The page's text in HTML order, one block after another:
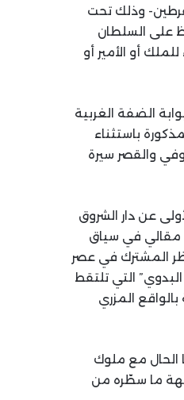
وذلك تحت
على السلطان
أو الأمير أو
الضفة الغربية
باستثناء
والقصر سيرة
عن دار الشروق
مقالي في سياق
المشترك في عصر
التي تلتقط
المزري
الحال مع ملوك
ما سطّره من